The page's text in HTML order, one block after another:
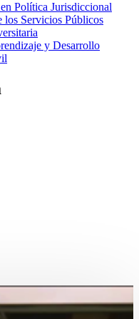
Política Jurisdiccional
los Servicios Públicos
y Desarrollo